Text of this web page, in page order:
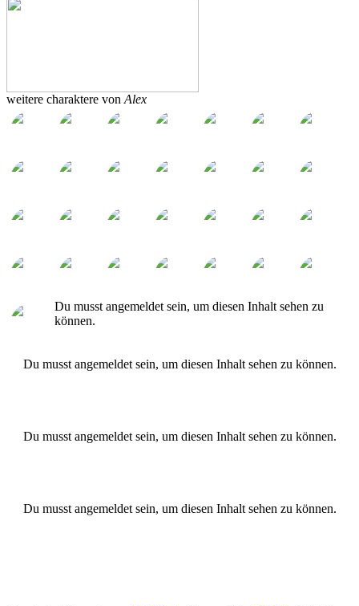
weitere charaktere von Alex
Du musst angemeldet sein, um diesen Inhalt sehen zu
können.
Du musst angemeldet sein, um diesen Inhalt sehen zu können.
Du musst angemeldet sein, um diesen Inhalt sehen zu können.
Du musst angemeldet sein, um diesen Inhalt sehen zu können.